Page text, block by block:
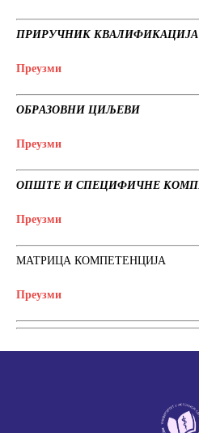
ПРИРУЧНИК КВАЛИФИКАЦИЈА
Преузми
ОБРАЗОВНИ ЦИЉЕВИ
Преузми
ОПШТЕ И СПЕЦИФИЧНЕ
Преузми
МАТРИЦА КОМПЕТЕНЦИЈА
Преузми